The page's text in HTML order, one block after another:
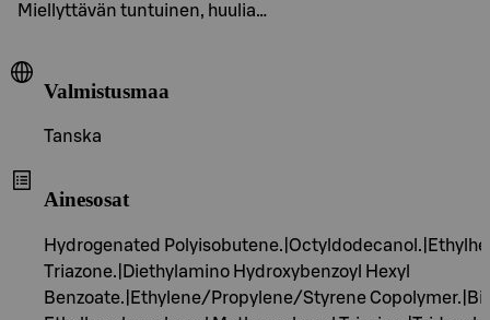
Miellyttävän tuntuinen, huulia…
Valmistusmaa
Tanska
Ainesosat
Hydrogenated
Triazone.|Diethylamino Hydroxybenzoyl Hexyl
Benzoate.|Ethylene/Propylene/Styrene